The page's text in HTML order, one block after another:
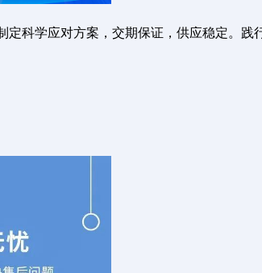
科学应对方案，交期保证，供应稳定。践